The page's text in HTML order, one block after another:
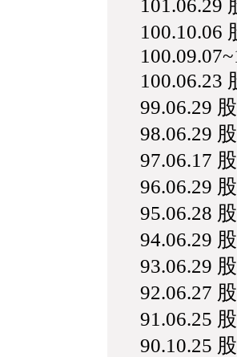
101.06.29
100.10.06
100.06.23
99.06.29
98.06.29
97.06.17
96.06.29
95.06.28
94.06.29
93.06.29
92.06.27
91.06.25
90.10.25